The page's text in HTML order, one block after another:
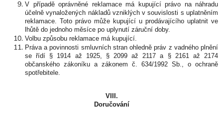
V případě oprávněné reklamace má kupující právo na náhradu
účelně vynaložených nákladů vzniklých v souvislosti s uplatněním
reklamace. Toto právo může kupující u prodávajícího uplatnit ve
lhůtě do jednoho měsíce po uplynutí záruční doby.
Volbu způsobu reklamace má kupující.
Práva a povinnosti smluvních stran ohledně práv z vadného plnění
se řídí § 1914 až 1925, § 2099 až 2117 a § 2161 až 2174
občanského zákoníku a zákonem č. 634/1992 Sb., o ochraně
spotřebitele.
VIII.
Doručování